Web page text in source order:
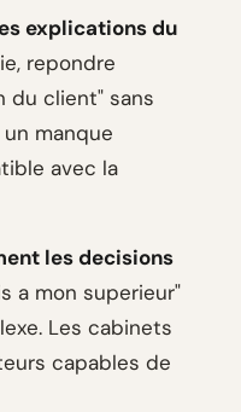
explications du
repondre
du client" sans
manque
avec la
les decisions
a mon superieur"
Les cabinets
capables de